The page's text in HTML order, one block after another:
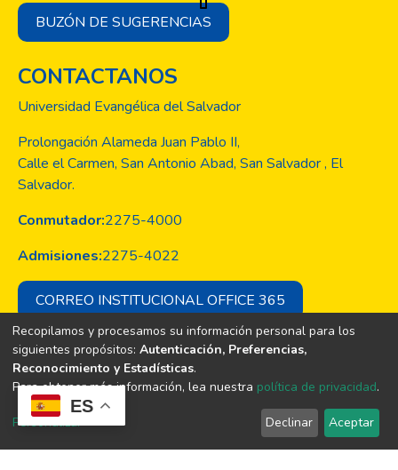
ES
BUZÓN DE SUGERENCIAS
CONTACTANOS
Universidad Evangélica del Salvador
Prolongación Alameda Juan Pablo II,
Calle el Carmen, San Antonio Abad, San Salvador , El
Salvador.
Conmutador:2275-4000
Admisiones:2275-4022
CORREO INSTITUCIONAL OFFICE 365
Copyright © Todos los derechos son
de la Universidad Evangélica de El
Recopilamos y procesamos su información personal para los
siguientes propósitos: Autenticación, Preferencias,
Reconocimiento y Estadísticas.
Para obtener más información, lea nuestra política de privacidad.
Personalizar Declinar Aceptar